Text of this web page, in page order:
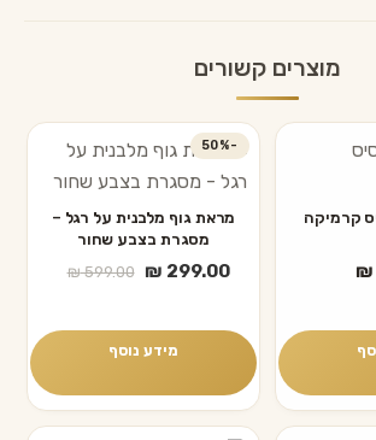
מוצרים קשורים
קרמיקה
₪
-50%
מראת גוף מלבנית על רגל –
מסגרת בצבע שחור
₪599.00
המחיר
₪ 599.00.
₪ 299.00
המחיר
₪ 299.00.
מידע נוסף